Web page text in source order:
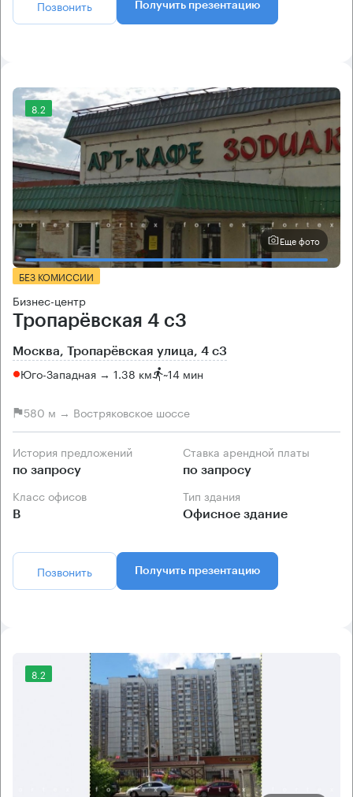
Позвонить Получить презентацию
8.2
Еще фото
БЕЗ КОМИССИИ
Бизнес-центр
Тропарёвская 4 с3
Москва, Тропарёвская улица, 4 с3
Юго-Западная → 1.38 км ~14 мин
580 м → Востряковское шоссе
История предложений
по запросу
Ставка арендной платы
по запросу
Класс офисов
B
Тип здания
Офисное здание
Позвонить Получить презентацию
8.2